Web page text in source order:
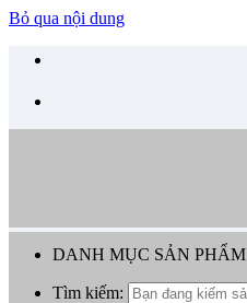
Bỏ qua nội dung
DANH MỤC SẢN PHẨM
Tìm kiếm: